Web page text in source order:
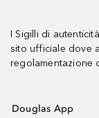
I Sigilli di
sito ufficiale dove
regolamentazione
Douglas App